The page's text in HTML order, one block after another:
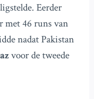
Eerder
met 46 runs van
nadat Pakistan
voor de tweede